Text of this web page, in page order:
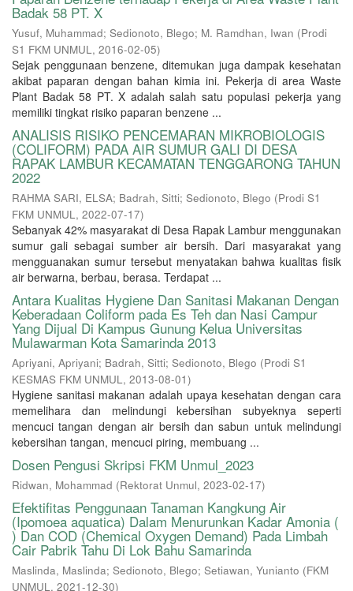
Badak 58 PT. X
Yusuf, Muhammad; Sedionoto, Blego; M. Ramdhan, Iwan (Prodi
S1 FKM UNMUL, 2016-02-05)
Sejak penggunaan benzene, ditemukan juga dampak kesehatan
akibat paparan dengan bahan kimia ini. Pekerja di area Waste
Plant Badak 58 PT. X adalah salah satu populasi pekerja yang
memiliki tingkat risiko paparan benzene ...
ANALISIS RISIKO PENCEMARAN MIKROBIOLOGIS
(COLIFORM) PADA AIR SUMUR GALI DI DESA
RAPAK LAMBUR KECAMATAN TENGGARONG TAHUN
2022
RAHMA SARI, ELSA; Badrah, Sitti; Sedionoto, Blego (Prodi S1
FKM UNMUL, 2022-07-17)
Sebanyak 42% masyarakat di Desa Rapak Lambur menggunakan
sumur gali sebagai sumber air bersih. Dari masyarakat yang
mengguanakan sumur tersebut menyatakan bahwa kualitas fisik
air berwarna, berbau, berasa. Terdapat ...
Antara Kualitas Hygiene Dan Sanitasi Makanan Dengan
Keberadaan Coliform pada Es Teh dan Nasi Campur
Yang Dijual Di Kampus Gunung Kelua Universitas
Mulawarman Kota Samarinda 2013
Apriyani, Apriyani; Badrah, Sitti; Sedionoto, Blego (Prodi S1
KESMAS FKM UNMUL, 2013-08-01)
Hygiene sanitasi makanan adalah upaya kesehatan dengan cara
memelihara dan melindungi kebersihan subyeknya seperti
mencuci tangan dengan air bersih dan sabun untuk melindungi
kebersihan tangan, mencuci piring, membuang ...
Dosen Pengusi Skripsi FKM Unmul_2023
Ridwan, Mohammad (Rektorat Unmul, 2023-02-17)
Efektifitas Penggunaan Tanaman Kangkung Air
(Ipomoea aquatica) Dalam Menurunkan Kadar Amonia (
) Dan COD (Chemical Oxygen Demand) Pada Limbah
Cair Pabrik Tahu Di Lok Bahu Samarinda
Maslinda, Maslinda; Sedionoto, Blego; Setiawan, Yunianto (FKM
UNMUL, 2021-12-30)